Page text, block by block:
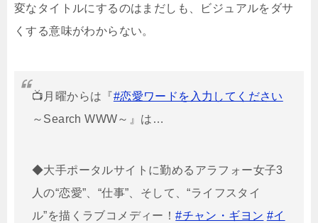
変なタイトルにするのはまだしも、ビジュアルをダサ
くする意味がわからない。
📺月曜からは『#恋愛ワードを入力してください
～Search WWW～』は…
◆大手ポータルサイトに勤めるアラフォー女子3
人の“恋愛”、“仕事”、そして、“ライフスタイ
ル”を描くラブコメディー！#チャン・ギヨン #イ